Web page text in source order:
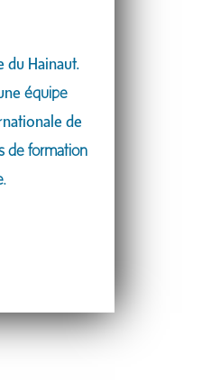
du Hainaut.
équipe
de
de formation